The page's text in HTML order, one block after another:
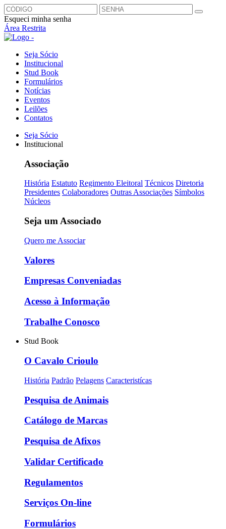
Esqueci minha senha
Área Restrita
Seja Sócio
Institucional
Stud Book
Formulários
Notícias
Eventos
Leilões
Contatos
Seja Sócio
Institucional
Associação
História Estatuto Regimento Eleitoral Técnicos Diretoria
Presidentes Colaboradores Outras Associações Símbolos
Núcleos
Seja um Associado
Quero me Associar
Valores
Empresas Conveniadas
Acesso à Informação
Trabalhe Conosco
Stud Book
O Cavalo Crioulo
História Padrão Pelagens Caracteristícas
Pesquisa de Animais
Catálogo de Marcas
Pesquisa de Afixos
Validar Certificado
Regulamentos
Serviços On-line
Formulários